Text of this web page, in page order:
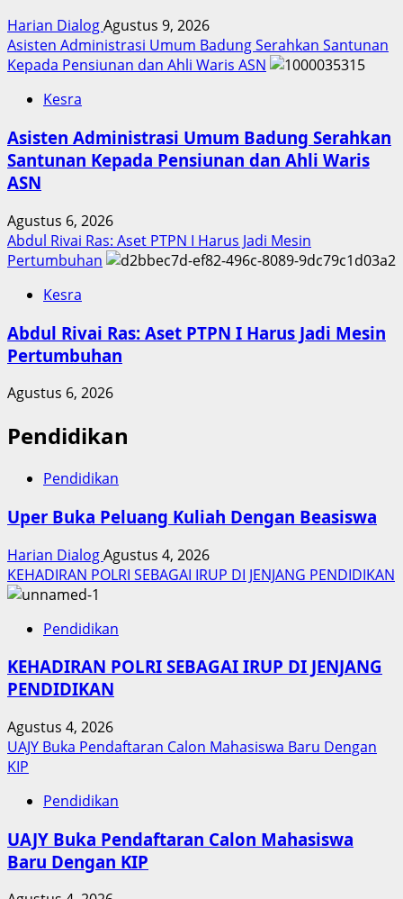
Harian DialogAgustus 9, 2026
Asisten Administrasi Umum Badung Serahkan Santunan
Kepada Pensiunan dan Ahli Waris ASN
Kesra
Asisten Administrasi Umum Badung Serahkan
Santunan Kepada Pensiunan dan Ahli Waris
ASN
Agustus 6, 2026
Abdul Rivai Ras: Aset PTPN I Harus Jadi Mesin
Pertumbuhan
Kesra
Abdul Rivai Ras: Aset PTPN I Harus Jadi Mesin
Pertumbuhan
Agustus 6, 2026
Pendidikan
Pendidikan
Uper Buka Peluang Kuliah Dengan Beasiswa
Harian DialogAgustus 4, 2026
KEHADIRAN POLRI SEBAGAI IRUP DI JENJANG PENDIDIKAN
Pendidikan
KEHADIRAN POLRI SEBAGAI IRUP DI JENJANG
PENDIDIKAN
Agustus 4, 2026
UAJY Buka Pendaftaran Calon Mahasiswa Baru Dengan
KIP
Pendidikan
UAJY Buka Pendaftaran Calon Mahasiswa
Baru Dengan KIP